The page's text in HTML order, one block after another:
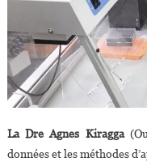
La Dre Agnes Kiragga
données et les méthodes